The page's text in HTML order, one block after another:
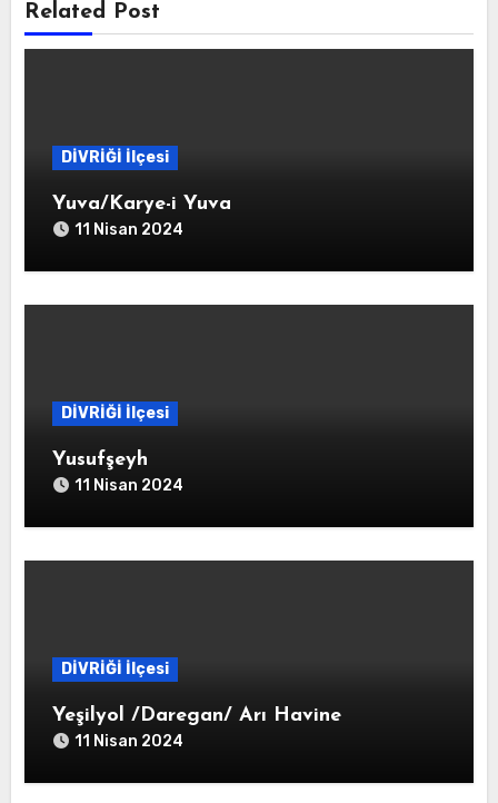
Related Post
DİVRİĞİ İlçesi
Yuva/Karye-i Yuva
11 Nisan 2024
DİVRİĞİ İlçesi
Yusufşeyh
11 Nisan 2024
DİVRİĞİ İlçesi
Yeşilyol /Daregan/ Arı Havine
11 Nisan 2024